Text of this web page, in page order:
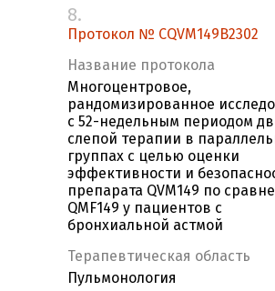
8.
Протокол № CQVM149B2302
Название протокола
Многоцентровое,
рандомизированное
с 52-недельным периодом
слепой терапии в
группах с целью оценки
эффективности и
препарата QVM149 по
QMF149 у пациентов с
бронхиальной астмой
Терапевтическая область
Пульмонология